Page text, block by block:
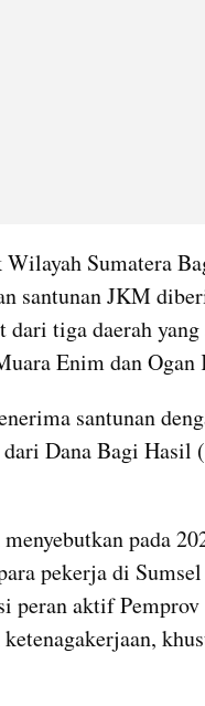
Wilayah Sumatera
santunan JKM
dari tiga daerah
Enim dan
santunan
Dana Bagi Hasil
pada
pekerja di
peran aktif